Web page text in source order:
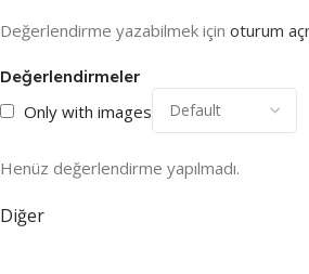
Değerlendirmeler
Only with images
Henüz değerlendirme yapılmadı.
Değerlendirme yazabilmek için oturum
Diğer